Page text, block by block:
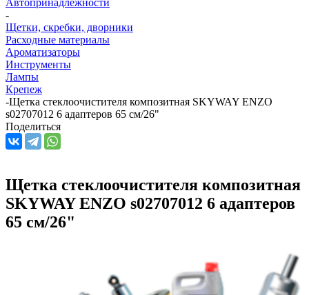
-
Щетки, скребки, дворники
Расходные материалы
Ароматизаторы
Инструменты
Лампы
Крепеж
-Щетка стеклоочистителя композитная SKYWAY ENZO
s02707012 6 адаптеров 65 см/26"
Поделиться
Щетка стеклоочистителя композитная
SKYWAY ENZO s02707012 6 адаптеров
65 см/26"